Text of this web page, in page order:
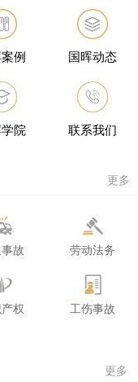
例 国晖动态
院 联系我们
更多
故 劳动法务
权 工伤事故
更多